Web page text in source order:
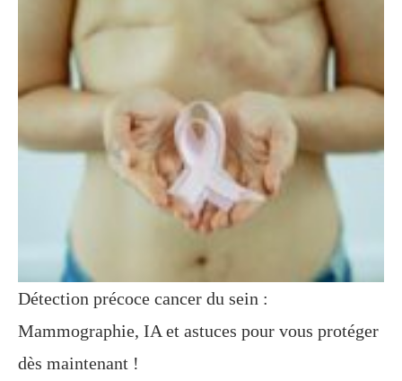
Détection précoce cancer du sein :
Mammographie, IA et astuces pour vous protéger
dès maintenant !